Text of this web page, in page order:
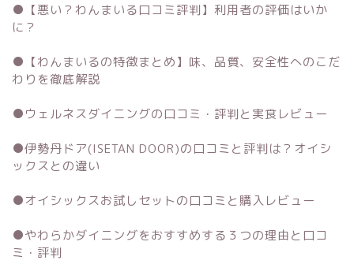
● 【悪い？わんまいる口コミ評判】利用者の評価はいか
に？
● 【わんまいるの特徴まとめ】味、品質、安全性へのこだ
わりを徹底解説
●ウェルネスダイニングの口コミ・評判と実食レビュー
●伊勢丹ドア(ISETAN DOOR)の口コミと評判は？オイシ
ックスとの違い
●オイシックスお試しセットの口コミと購入レビュー
●やわらかダイニングをおすすめする３つの理由と口コ
ミ・評判